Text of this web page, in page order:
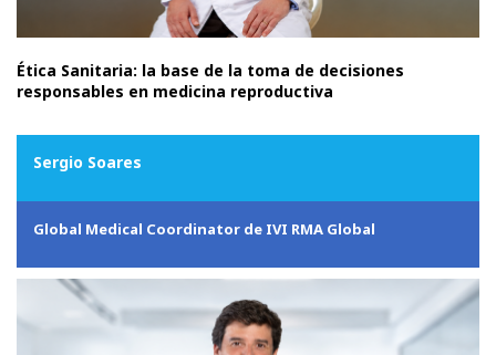
Ética Sanitaria: la base de la toma de decisiones
responsables en medicina reproductiva
Sergio Soares
Global Medical Coordinator de IVI RMA Global